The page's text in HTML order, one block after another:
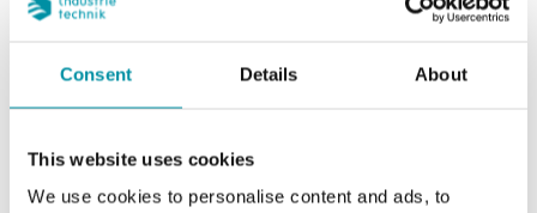
Consent Details About
This website uses cookies
We use cookies to personalise content and ads, to
RVAN18-230
Attuatore per il controllo di valvole Regin.
Disponibili modelli con forza di 500, 1000, 1800 o